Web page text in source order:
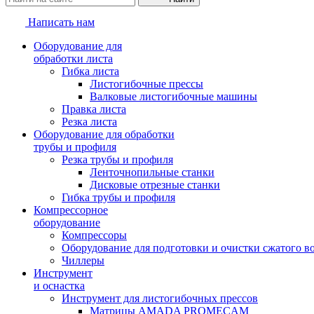
Написать нам
Оборудование для
обработки листа
Гибка листа
Листогибочные прессы
Валковые листогибочные машины
Правка листа
Резка листа
Оборудование для обработки
трубы и профиля
Резка трубы и профиля
Ленточнопильные станки
Дисковые отрезные станки
Гибка трубы и профиля
Компрессорное
оборудование
Компрессоры
Оборудование для подготовки и очистки сжатого
Чиллеры
Инструмент
и оснастка
Инструмент для листогибочных прессов
Матрицы AMADA PROMECAM